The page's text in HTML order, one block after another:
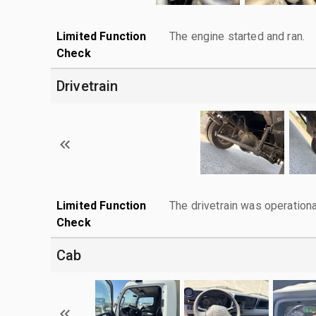
Limited Function
Check
The engine started and ran.
Drivetrain
Limited Function
Check
The drivetrain was
Cab